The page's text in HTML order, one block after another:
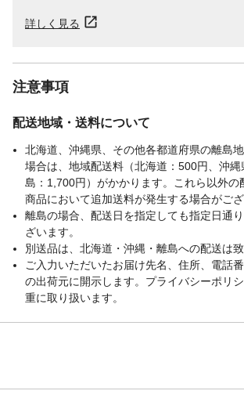
詳しく見る
注意事項
配送地域・送料について
北海道、沖縄県、その他各都道府県の離島
場合は、地域配送料（北海道：500円、沖
島：1,700円）がかかります。これら以外の
商品において追加送料が発生する場合がござ
離島の場合、配送日を指定しても指定日通
ざいます。
別送品は、北海道・沖縄・離島への配送は致
ご入力いただいたお届け先名、住所、電話
の出荷元に開示します。プライバシーポリ
重に取り扱います。